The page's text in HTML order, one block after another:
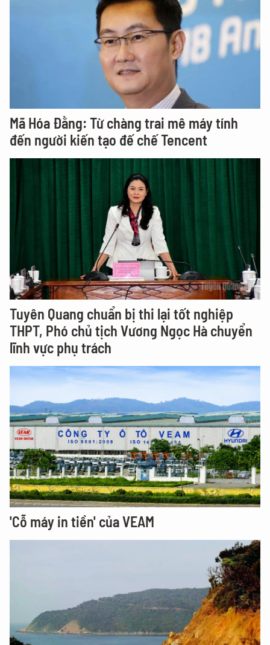
Mã Hóa Đằng: Từ chàng trai mê máy tính
đến người kiến tạo đế chế Tencent
Tuyên Quang chuẩn bị thi lại tốt nghiệp
THPT, Phó chủ tịch Vương Ngọc Hà chuyển
lĩnh vực phụ trách
'Cỗ máy in tiền' của VEAM